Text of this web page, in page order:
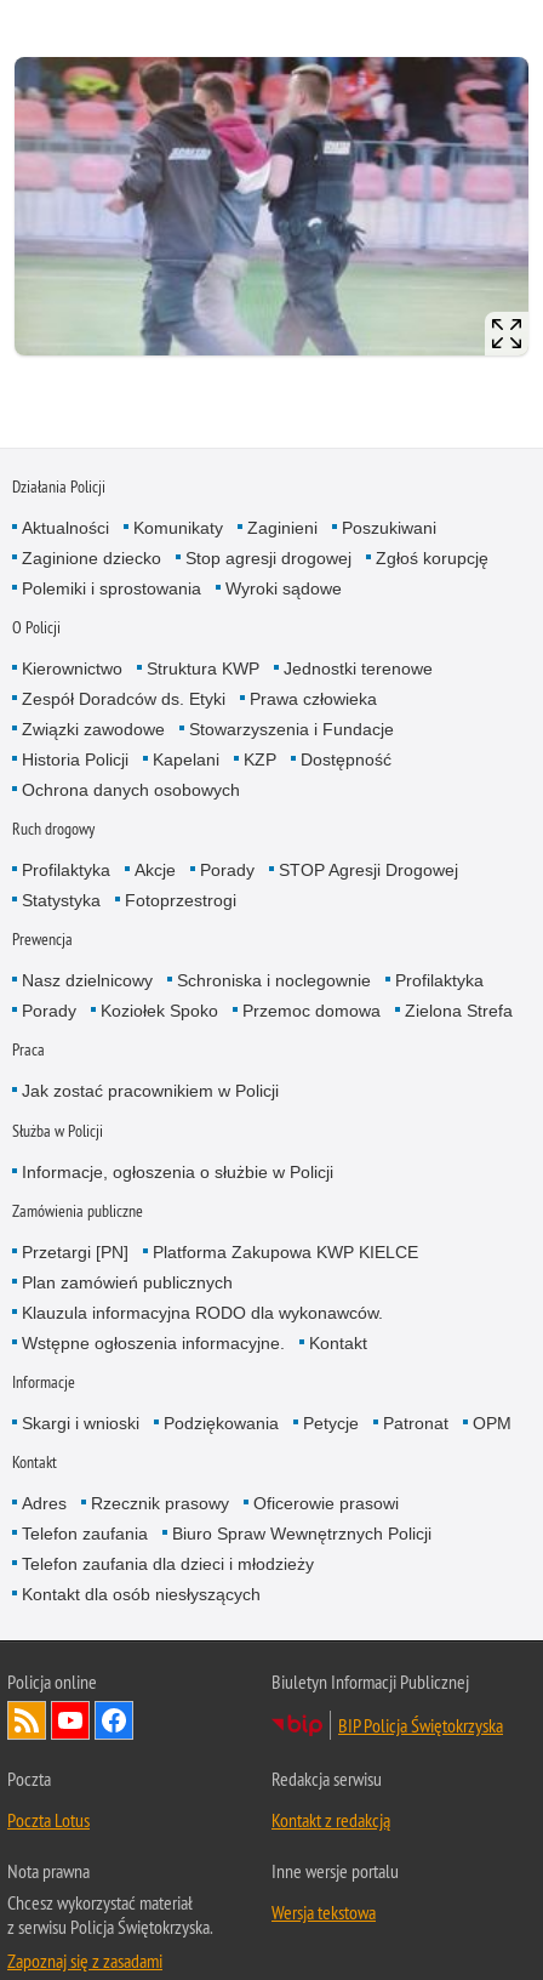
Działania Policji
Aktualności Komunikaty Zaginieni
Poszukiwani
Zaginione dziecko
Stop agresji drogowej
Zgłoś korupcję
Polemiki i sprostowania
Wyroki sądowe
O Policji
Kierownictwo Struktura KWP
Jednostki terenowe
Zespół Doradców ds. Etyki
Prawa człowieka
Związki zawodowe
Stowarzyszenia i Fundacje
Historia Policji
Kapelani KZP
Dostępność
Ochrona danych osobowych
Ruch drogowy
Profilaktyka Akcje Porady
STOP Agresji Drogowej
Statystyka
Fotoprzestrogi
Prewencja
Nasz dzielnicowy Schroniska i noclegownie
Profilaktyka
Porady
Koziołek Spoko Przemoc domowa Zielona Strefa
Praca
Jak zostać pracownikiem w Policji
Służba w Policji
Informacje, ogłoszenia o służbie w Policji
Zamówienia publiczne
Przetargi [PN]
Platforma Zakupowa KWP KIELCE
Plan zamówień publicznych
Klauzula informacyjna RODO dla wykonawców.
Wstępne ogłoszenia informacyjne.
Kontakt
Informacje
Skargi i wnioski Podziękowania Petycje Patronat OPM
Kontakt
Adres Rzecznik prasowy
Oficerowie prasowi
Telefon zaufania
Biuro Spraw Wewnętrznych Policji
Telefon zaufania dla dzieci i młodzieży
Kontakt dla osób niesłyszących
Policja online
Biuletyn Informacji Publicznej
BIP Policja Świętokrzyska
Poczta
Poczta Lotus
Redakcja serwisu
Kontakt z redakcją
Nota prawna
Chcesz wykorzystać materiał
z serwisu Policja Świętokrzyska.
Zapoznaj się z zasadami
Inne wersje portalu
Wersja tekstowa